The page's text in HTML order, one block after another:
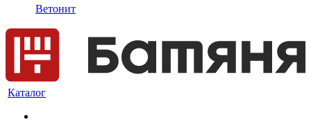
Ветонит
Каталог